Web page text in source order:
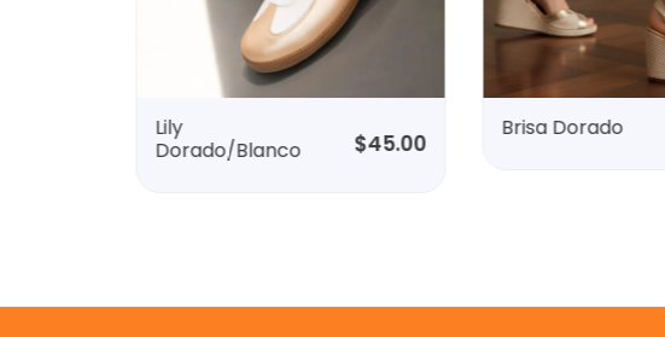
Lily
Dorado/Blanco
$45.00
Brisa Dorado